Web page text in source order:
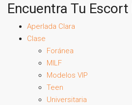
Encuentra Tu Escort
Aperlada Clara
Clase
Foránea
MILF
Modelos VIP
Teen
Universitaria